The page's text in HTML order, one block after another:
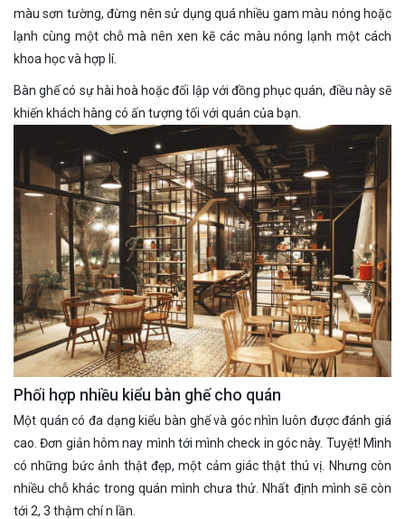
màu sơn tường, đừng nên sử dụng quá nhiều gam màu nóng hoặc
lạnh cùng một chỗ mà nên xen kẽ các màu nóng lạnh một cách
khoa học và hợp lí.
Bàn ghế có sự hài hoà hoặc đối lập với đồng phục quán, điều này sẽ
khiến khách hàng có ấn tượng tối với quán của bạn.
Phối hợp nhiều kiểu bàn ghế cho quán
Một quán có đa dạng kiểu bàn ghế và góc nhìn luôn được đánh giá
cao. Đơn giản hôm nay mình tới mình check in góc này. Tuyệt! Mình
có những bức ảnh thật đẹp, một cảm giác thật thú vị. Nhưng còn
nhiều chỗ khác trong quán mình chưa thử. Nhất định mình sẽ còn
tới 2, 3 thậm chí n lần.